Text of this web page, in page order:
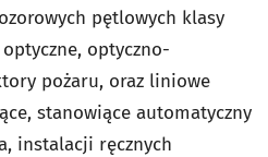
pętlowych klasy
optyczne, optyczno-
pożaru, oraz liniowe
stanowiące automatyczny
instalacji ręcznych